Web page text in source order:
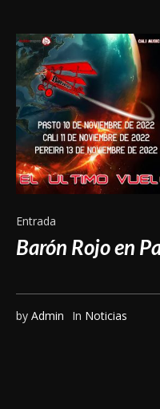
Entrada
Barón Rojo en
by Admin In Noticias